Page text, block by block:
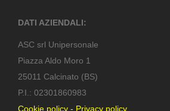
DATI AZIENDALI:
ASC srl Unipersonale
Piazza Aldo Moro 1
25011 Calcinato (BS)
P.I.: 02301860983
Cookie policy - Privacy policy